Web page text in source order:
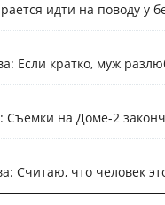
идти на поводу у
Если кратко, муж
Съёмки на Доме-2
Считаю, что человек